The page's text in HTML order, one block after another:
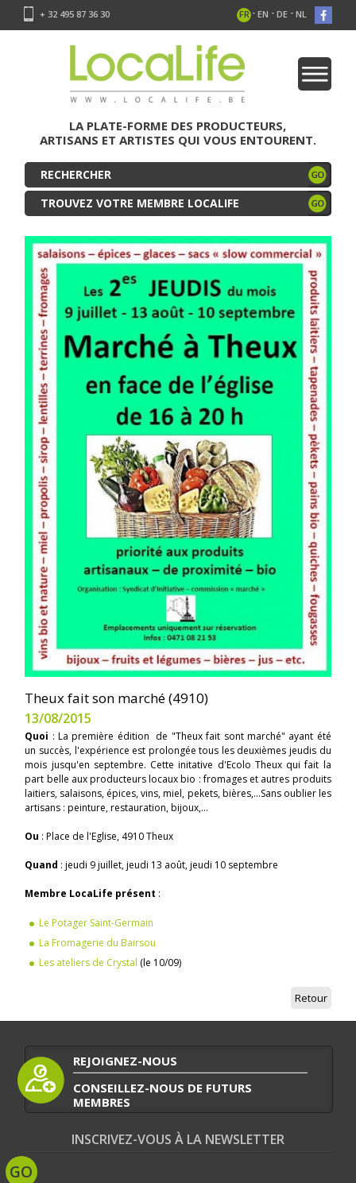
+ 32 495 87 36 30 FR - EN - DE - NL
LA PLATE-FORME DES PRODUCTEURS,
ARTISANS ET ARTISTES QUI VOUS ENTOURENT.
TROUVEZ VOTRE MEMBRE LOCALIFE
Theux fait son marché (4910)
13/08/2015
Quoi : La première édition de "Theux fait sont marché" ayant été
un succès, l'expérience est prolongée tous les deuxièmes jeudis du
mois jusqu'en septembre. Cette initative d'Ecolo Theux qui fait la
part belle aux producteurs locaux bio : fromages et autres produits
laitiers, salaisons, épices, vins, miel, pekets, bières,...Sans oublier les
artisans : peinture, restauration, bijoux,...
Ou : Place de l'Eglise, 4910 Theux
Quand : jeudi 9 juillet, jeudi 13 août, jeudi 10 septembre
Membre LocaLife présent :
Le Potager Saint-Germain
La Fromagerie du Bairsou
Les ateliers de Crystal (le 10/09)
Retour
REJOIGNEZ-NOUS
CONSEILLEZ-NOUS DE FUTURS
MEMBRES
INSCRIVEZ-VOUS À LA NEWSLETTER